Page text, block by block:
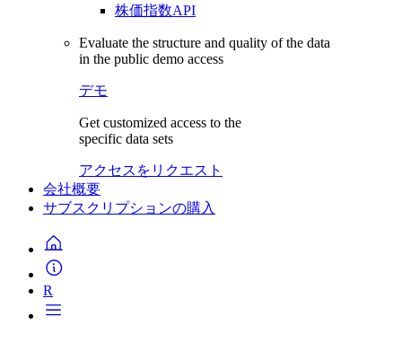
株価指数API
Evaluate the structure and quality of the data
in the public demo access
デモ
Get customized access to the
specific data sets
アクセスをリクエスト
会社概要
サブスクリプションの購入
R